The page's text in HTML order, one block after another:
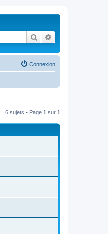
Rechercher
Connexion
6 sujets • Page 1 sur 1